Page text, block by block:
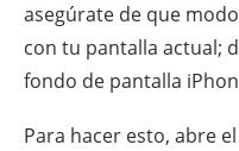
asegúrate de que
con tu pantalla actual;
fondo de pantalla
Para hacer esto, abre